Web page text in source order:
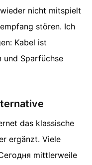
nicht mitspielt
stören. Ich
Kabel ist
und Sparfüchse
das klassische
ergänzt. Viele
mittlerweile